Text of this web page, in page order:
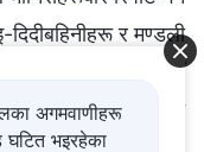
र मण्डली
प्रयोग गर्छन्, र सधैँ
यस्ता मानिसहरू
अगमवाणीहरू
घटित भइरहेका